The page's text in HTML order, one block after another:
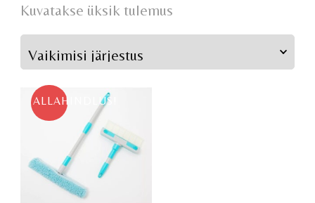
Kuvatakse üksik tulemus
ALLAHINDLUS!